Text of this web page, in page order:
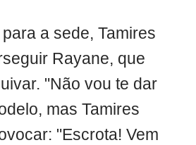
a sede, Tamires
Rayane, que
"Não vou te dar
mas Tamires
"Escrota! Vem